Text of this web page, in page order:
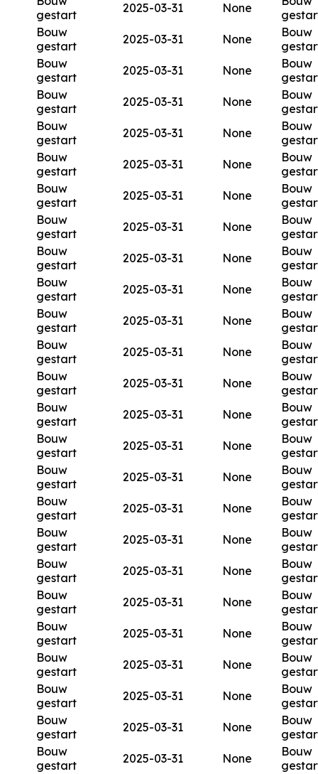
gestart
2025-03-31 None
Bouw
gestart
2025-03-31 None
Bouw
Bouw
gestart
2025-03-31 None
Bouw
Bouw
gestart
2025-03-31 None
Bouw
Bouw
gestart
2025-03-31 None
Bouw
Bouw
gestart
2025-03-31 None
Bouw
Bouw
gestart
2025-03-31 None
Bouw
Bouw
gestart
2025-03-31 None
Bouw
Bouw
gestart
2025-03-31 None
Bouw
Bouw
gestart
2025-03-31 None
Bouw
Bouw
gestart
2025-03-31 None
Bouw
Bouw
gestart
2025-03-31 None
Bouw
Bouw
gestart
2025-03-31 None
Bouw
Bouw
gestart
2025-03-31 None
Bouw
Bouw
gestart
2025-03-31 None
Bouw
Bouw
gestart
2025-03-31 None
Bouw
Bouw
gestart
2025-03-31 None
Bouw
Bouw
gestart
2025-03-31 None
Bouw
Bouw
gestart
2025-03-31 None
Bouw
Bouw
gestart
2025-03-31 None
Bouw
Bouw
gestart
2025-03-31 None
Bouw
Bouw
gestart
2025-03-31 None
Bouw
Bouw
gestart
2025-03-31 None
Bouw
Bouw
gestart
2025-03-31 None
Bouw
Bouw
gestart
2025-03-31 None
Bouw